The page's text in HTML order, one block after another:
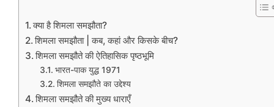
क्या है शिमला समझौता?
शिमला समझौता | कब, कहां और किसके बीच?
शिमला समझौते की ऐतिहासिक पृष्ठभूमि
भारत-पाक युद्ध 1971
शिमला समझौते का उद्देश्य
शिमला समझौते की मुख्य धाराएँ